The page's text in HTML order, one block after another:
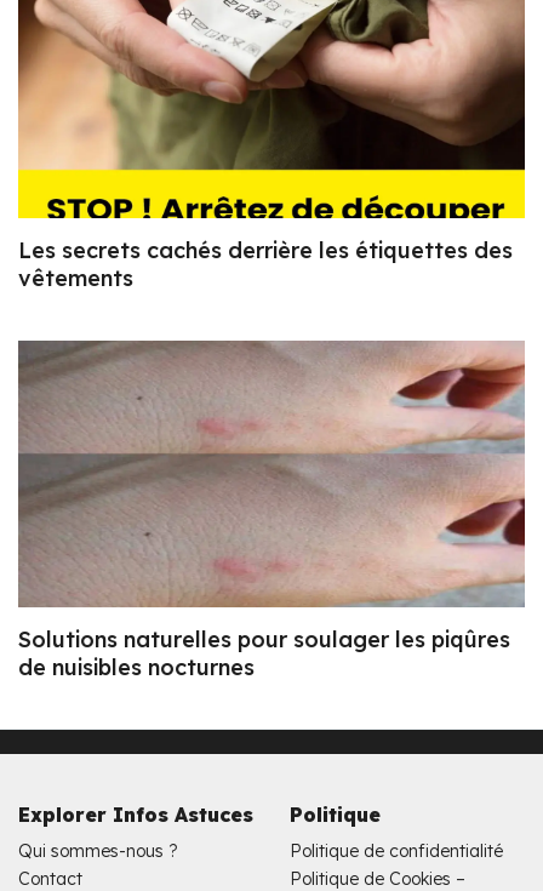
Les secrets cachés derrière les étiquettes des
vêtements
Solutions naturelles pour soulager les piqûres
de nuisibles nocturnes
Explorer Infos Astuces
Qui sommes-nous ?
Contact
Politique
Politique de confidentialité
Politique de Cookies –